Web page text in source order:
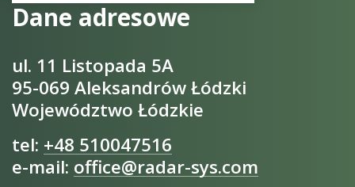
Dane adresowe
ul. 11 Listopada 5A
95-069 Aleksandrów Łódzki
Województwo Łódzkie
tel: +48 510047516
e-mail: office@radar-sys.com